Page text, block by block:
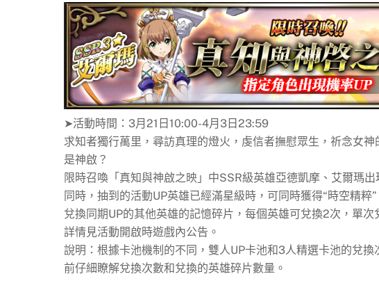
➤活動時間：3月21日10:00-4月3日23:59
求知者獨行萬里，尋訪真理的燈火，虔信者撫慰眾生，祈念女
是神啟？
限時召喚「真知與神啟之映」中SSR級英雄亞德凱摩、艾爾瑪出
同時，抽到的活動UP英雄已經滿星級時，可同時獲得“時空精
兌換同期UP的其他英雄的記憶碎片，每個英雄可兌換2次，單次
詳情見活動開啟時遊戲內公告。
說明：根據卡池機制的不同，雙人UP卡池和3人精選卡池的兌
前仔細瞭解兌換次數和兌換的英雄碎片數量。